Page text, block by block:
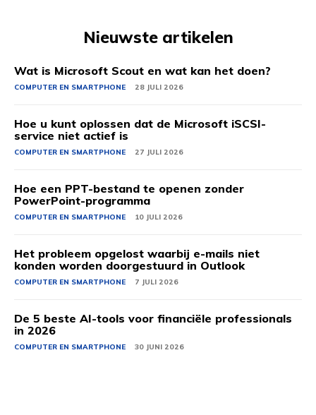
Nieuwste artikelen
Wat is Microsoft Scout en wat kan het doen?
COMPUTER EN SMARTPHONE 28 JULI 2026
Hoe u kunt oplossen dat de Microsoft iSCSI-
service niet actief is
COMPUTER EN SMARTPHONE 27 JULI 2026
Hoe een PPT-bestand te openen zonder
PowerPoint-programma
COMPUTER EN SMARTPHONE 10 JULI 2026
Het probleem opgelost waarbij e-mails niet
konden worden doorgestuurd in Outlook
COMPUTER EN SMARTPHONE 7 JULI 2026
De 5 beste AI-tools voor financiële professionals
in 2026
COMPUTER EN SMARTPHONE 30 JUNI 2026